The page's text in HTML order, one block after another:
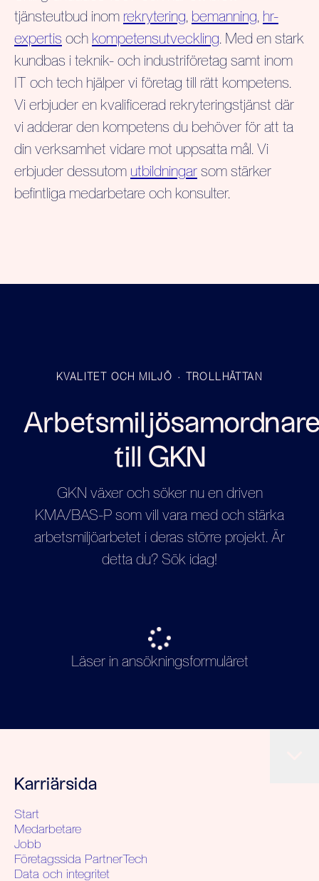
tjänsteutbud inom rekrytering, bemanning, hr-
expertis och kompetensutveckling. Med en stark
kundbas i teknik- och industriföretag samt inom
IT och tech hjälper vi företag till rätt kompetens.
Vi erbjuder en kvalificerad rekryteringstjänst där
vi adderar den kompetens du behöver för att ta
din verksamhet vidare mot uppsatta mål. Vi
erbjuder dessutom utbildningar som stärker
befintliga medarbetare och konsulter.
KVALITET OCH MILJÖ · TROLLHÄTTAN
till GKN
GKN växer och söker nu en driven
KMA/BAS-P som vill vara med och stärka
arbetsmiljöarbetet i deras större projekt. Är
detta du? Sök idag!
Läser in ansökningsformuläret
Karriärsida
Start
Medarbetare
Jobb
Företagssida PartnerTech
Data och integritet